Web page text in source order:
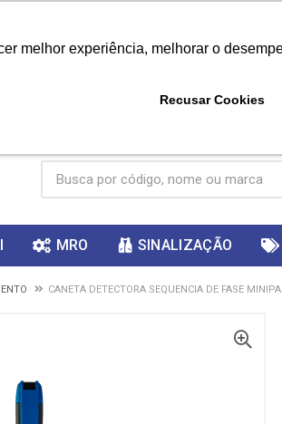
melhor experiência, melhorar o
Recusar Cookies
ganhar
MRO SINALIZAÇÃO
CANETA DETECTORA SEQUENCIA DE FASE